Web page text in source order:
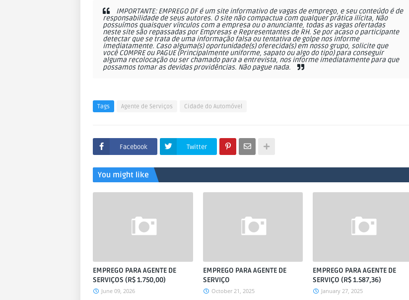
IMPORTANTE: EMPREGO DF é um site informativo de vagas de emprego, e seu conteúdo é de
responsabilidade de seus autores. O site não compactua com qualquer prática ilícita, Não
possuímos quaisquer vínculos com a empresa ou o anunciante, todas as vagas ofertadas
neste site são repassadas por Empresas e Representantes de RH. Se por acaso o participante
detectar que se trata de uma informação falsa ou tentativa de golpe nos informe
imediatamente. Caso alguma(s) oportunidade(s) oferecida(s) em nosso grupo, solicite que
você COMPRE ou PAGUE (Principalmente uniforme, sapato ou algo do tipo) para conseguir
alguma recolocação ou ser chamado para a entrevista, nos informe imediatamente para que
possamos tomar as devidas providências. Não pague nada.
Tags Agente de Serviços Cidade do Automóvel
Facebook Twitter
You might like
EMPREGO PARA AGENTE DE
SERVIÇOS (R$ 1.750,00)
June 09, 2026
EMPREGO PARA AGENTE DE
SERVIÇO
October 21, 2025
EMPREGO PARA AGENTE DE
SERVIÇO (R$ 1.587,36)
January 27, 2025